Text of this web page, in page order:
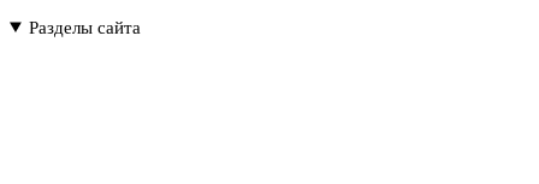
Разделы сайта